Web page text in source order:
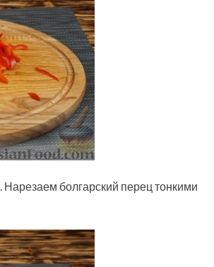
болгарский перец тонкими